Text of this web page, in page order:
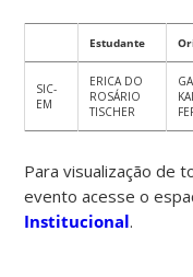
Estudante
SIC-
EM
ERICA DO
ROSÁRIO
TISCHER
Para visualização de
evento acesse o
Institucional.